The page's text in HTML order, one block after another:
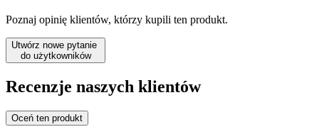
Poznaj opinię klientów, którzy kupili ten produkt.
Utwórz nowe pytanie
do użytkowników
Recenzje naszych klientów
Oceń ten produkt